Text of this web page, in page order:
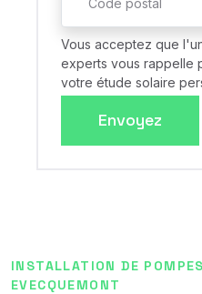
Vous acceptez que
experts vous rappelle
votre étude solaire
Envoyez
INSTALLATION DE
EVECQUEMONT